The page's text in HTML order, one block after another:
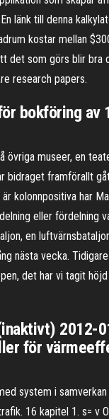
länk till denna
kostar mellan
det som görs blir bra
research papers.
bokföring av
övriga museer, en
bidraget framförallt
kolonnpositiva har
eller fördelning
en
nästa vecka.
det har vi tagit
2012-
för
system i
16 kapitel 1. s= v